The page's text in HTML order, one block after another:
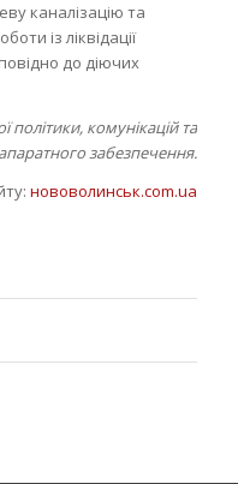
каналізацію та
із ліквідації
до діючих
політики, комунікацій та
забезпечення.
нововолинськ.com.ua